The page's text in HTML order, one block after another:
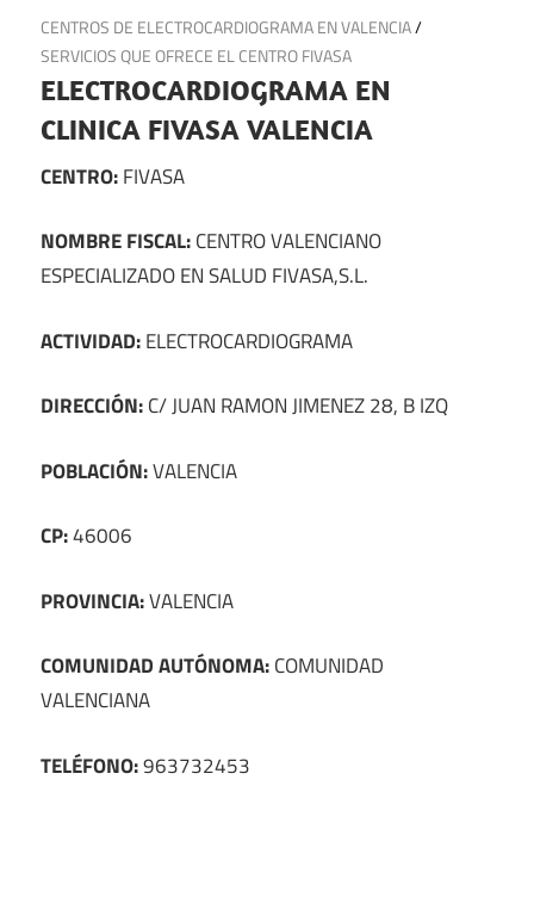
25 de enero de 2025
CENTROS DE ELECTROCARDIOGRAMA EN VALENCIA/
SERVICIOS QUE OFRECE EL CENTRO FIVASA
ELECTROCARDIOGRAMA EN
CLINICA FIVASA VALENCIA
CENTRO:FIVASA
NOMBRE FISCAL:CENTRO VALENCIANO
ESPECIALIZADO EN SALUD FIVASA,S.L.
ACTIVIDAD:ELECTROCARDIOGRAMA
DIRECCIÓN:C/ JUAN RAMON JIMENEZ 28, B IZQ
POBLACIÓN:VALENCIA
CP:46006
PROVINCIA:VALENCIA
COMUNIDAD AUTÓNOMA:COMUNIDAD
VALENCIANA
TELÉFONO:963732453